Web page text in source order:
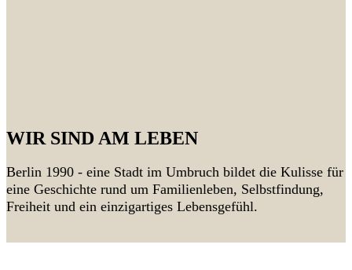
WIR SIND AM LEBEN
Berlin 1990 - eine Stadt im Umbruch bildet die Kulisse für
eine Geschichte rund um Familienleben, Selbstfindung,
Freiheit und ein einzigartiges Lebensgefühl.